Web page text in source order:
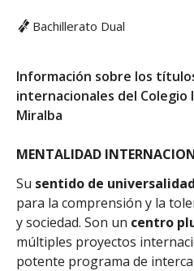
Bachillerato Dual
Información sobre los
internacionales del Colegio
Miralba
MENTALIDAD
Su sentido de universalidad
para la comprensión y la
y sociedad. Son un centro
múltiples proyectos
potente programa de